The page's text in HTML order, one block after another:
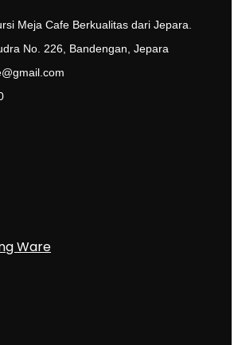
Meja Cafe Berkualitas dari Jepara.
No. 226, Bandengan, Jepara
Ware